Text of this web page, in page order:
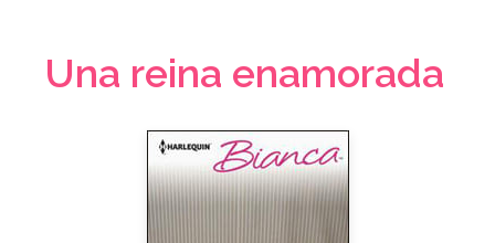
Una reina enamorada